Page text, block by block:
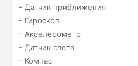
- Датчик приближения
- Гироскоп
- Акселерометр
- Датчик света
- Компас